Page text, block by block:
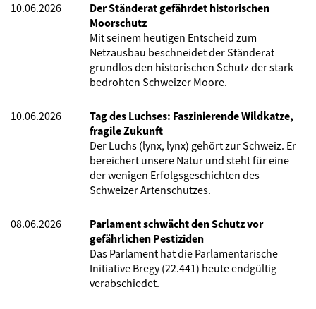
10.06.2026
Der Ständerat gefährdet historischen
Moorschutz
Mit seinem heutigen Entscheid zum
Netzausbau beschneidet der Ständerat
grundlos den historischen Schutz der stark
bedrohten Schweizer Moore.
10.06.2026
Tag des Luchses: Faszinierende Wildkatze,
fragile Zukunft
Der Luchs (lynx, lynx) gehört zur Schweiz. Er
bereichert unsere Natur und steht für eine
der wenigen Erfolgsgeschichten des
Schweizer Artenschutzes.
08.06.2026
Parlament schwächt den Schutz vor
gefährlichen Pestiziden
Das Parlament hat die Parlamentarische
Initiative Bregy (22.441) heute endgültig
verabschiedet.